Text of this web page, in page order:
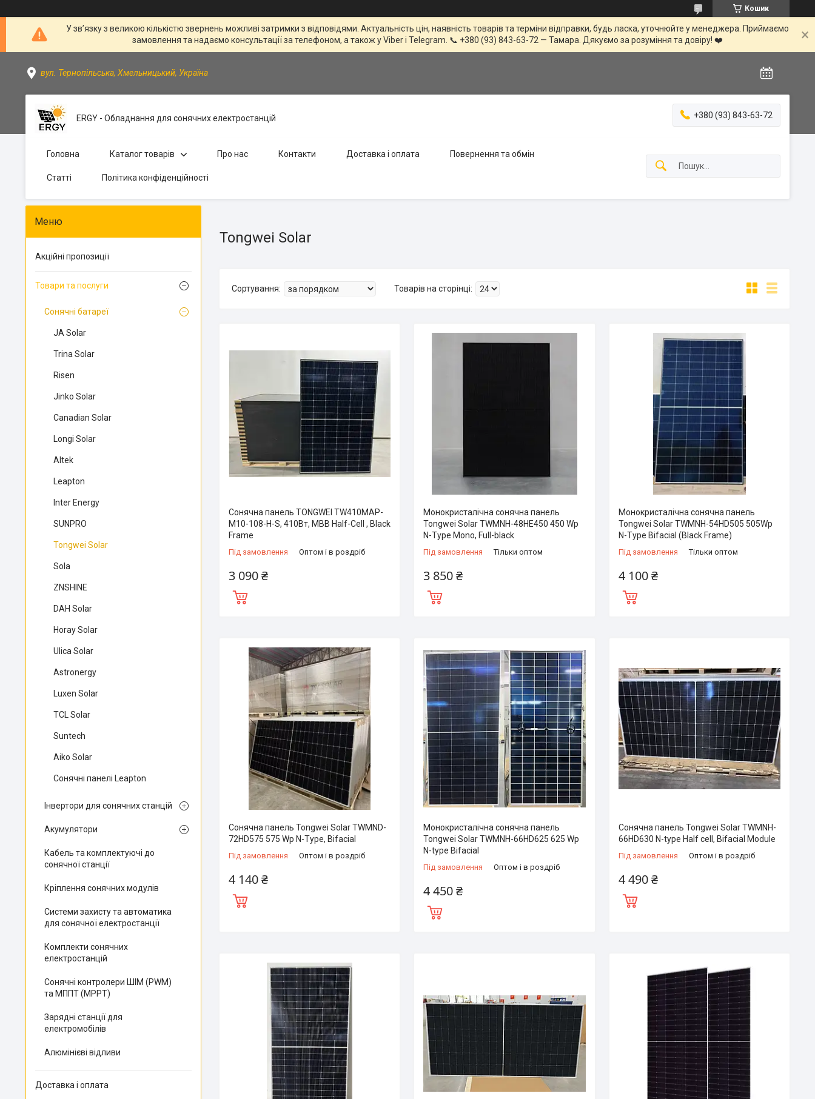
Кошик
У зв’язку з великою кількістю звернень можливі затримки з відповідями. Актуальність цін, наявність товарів та терміни відправки, будь ласка, уточнюйте у менеджера. Приймаємо
замовлення та надаємо консультації за телефоном, а також у Viber і Telegram. 📞 +380 (93) 843-63-72 — Тамара. Дякуємо за розуміння та довіру! ❤️
вул. Тернопільська, Хмельницький, Україна
ERGY - Обладнання для сонячних електростанцій +380 (93) 843-63-72
Головна Каталог товарів Про нас Контакти Доставка і оплата Повернення та обмін
Статті Політика конфіденційності
Tongwei Solar
Сонячна панель TONGWEI TW410MAP-
M10-108-H-S, 410Вт, MBB Half-Cell , Black
Frame
Під замовлення Оптом і в роздріб
3 090 ₴
Монокристалічна сонячна панель
Tongwei Solar TWMNH-48HE450 450 Wp
N-Type Mono, Full-black
Під замовлення Тільки оптом
3 850 ₴
Монокристалічна сонячна панель
Tongwei Solar TWMNH-54HD505 505Wp
N-Type Bifacial (Black Frame)
Під замовлення Тільки оптом
4 100 ₴
Сонячна панель Tongwei Solar TWMND-
72HD575 575 Wp N-Type, Bifacial
Під замовлення Оптом і в роздріб
4 140 ₴
Монокристалічна сонячна панель
Tongwei Solar TWMNH-66HD625 625 Wp
N-type Bifacial
Під замовлення Оптом і в роздріб
4 450 ₴
Сонячна панель Tongwei Solar TWMNH-
66HD630 N-type Half cell, Bifacial Module
Під замовлення Оптом і в роздріб
4 490 ₴
Акційні пропозиції
Товари та послуги
Сонячні батареї
JA Solar
Trina Solar
Risen
Jinko Solar
Canadian Solar
Longi Solar
Altek
Leapton
Inter Energy
SUNPRO
Tongwei Solar
Sola
ZNSHINE
DAH Solar
Horay Solar
Ulica Solar
Astronergy
Luxen Solar
TCL Solar
Suntech
Aiko Solar
Сонячні панелі Leapton
Інвертори для сонячних станцій
Акумулятори
Кабель та комплектуючі до
сонячної станції
Кріплення сонячних модулів
Системи захисту та автоматика
для сонячної електростанції
Комплекти сонячних
електростанцій
Сонячні контролери ШІМ (PWM)
та МППТ (MPPT)
Зарядні станції для
електромобілів
Алюмінієві відливи
Доставка і оплата